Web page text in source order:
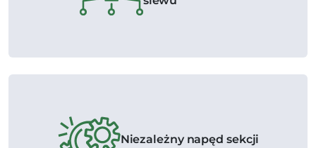
Niezależny napęd sekcji